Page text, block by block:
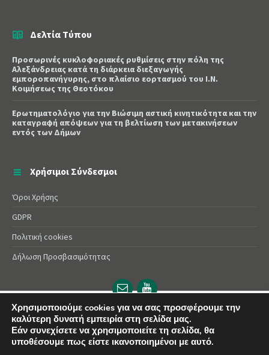
Δελτία Τύπου
Προσωρινές κυκλοφοριακές ρυθμίσεις στην πόλη της
Αλεξάνδρειας κατά τη διάρκεια διεξαγωγής
εμποροπανήγυρης, στο πλαίσιο εορτασμού του Ι.Ν.
Κοιμήσεως της Θεοτόκου
Ερωτηματολόγιο για την Βιώσιμη αστική κινητικότητα και την
καταγραφή απόψεων για τη βελτίωση των μετακινήσεων
εντός των Δήμων
Χρήσιμοι Σύνδεσμοι
Όροι Χρήσης
GDPR
Πολιτική cookies
Δήλωση Προσβασιμότητας
Email
url
YouTube
url
© 2025 Δήμος Αλεξάνδρειας | Powered byApogee
Χρησιμοποιούμε cookies για να σας προσφέρουμε την
καλύτερη δυνατή εμπειρία στη σελίδα μας.
Εάν συνεχίσετε να χρησιμοποιείτε τη σελίδα, θα
υποθέσουμε πως είστε ικανοποιημένοι με αυτό.